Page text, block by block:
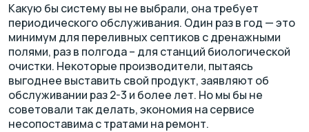
Какую бы систему вы не выбрали, она требует
периодического обслуживания. Один раз в год — это
минимум для переливных септиков с дренажными
полями, раз в полгода – для станций биологической
очистки. Некоторые производители, пытаясь
выгоднее выставить свой продукт, заявляют об
обслуживании раз 2-3 и более лет. Но мы бы не
советовали так делать, экономия на сервисе
несопоставима с тратами на ремонт.